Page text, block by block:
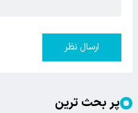
ارسال نظر
پر بحث ترین